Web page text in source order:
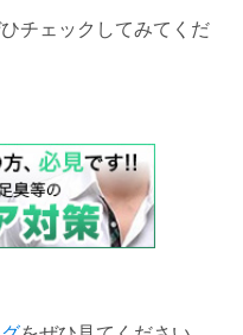
チェックしてみてくだ